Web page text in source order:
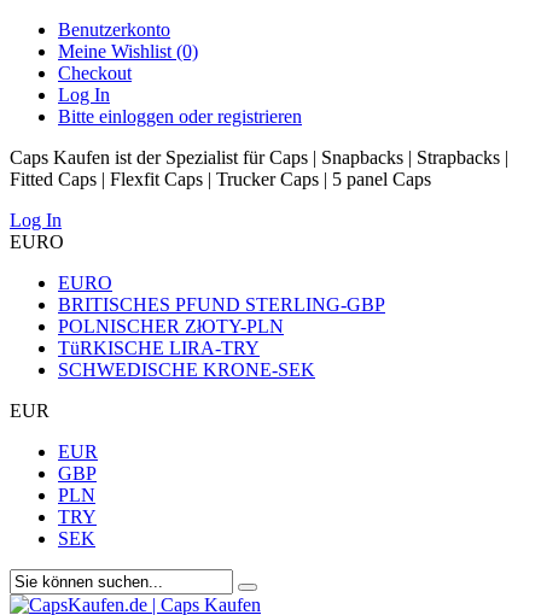
Benutzerkonto
Meine Wishlist (0)
Checkout
Log In
Bitte einloggen oder registrieren
Caps Kaufen ist der Spezialist für Caps | Snapbacks | Strapbacks |
Fitted Caps | Flexfit Caps | Trucker Caps | 5 panel Caps
Log In
EURO
EURO
BRITISCHES PFUND STERLING-GBP
POLNISCHER ZłOTY-PLN
TüRKISCHE LIRA-TRY
SCHWEDISCHE KRONE-SEK
EUR
EUR
GBP
PLN
TRY
SEK